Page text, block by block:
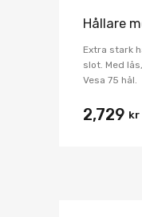
Hållare
Extra stark
slot. Med
Vesa 75 hål.
2,729 kr